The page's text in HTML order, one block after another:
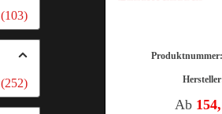
(103)
(252)
Ab